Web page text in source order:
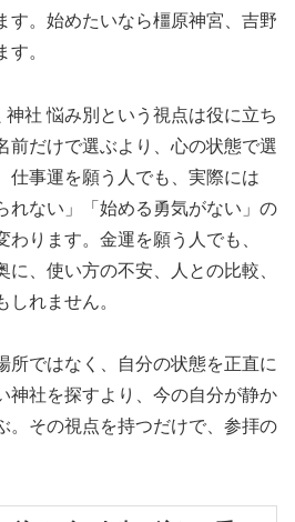
す。始めたいなら橿原神宮、吉野
。
社 悩み別という視点は役に立ち
前だけで選ぶより、心の状態で選
仕事運を願う人でも、実際には
れない」「始める勇気がない」の
わります。金運を願う人でも、
に、使い方の不安、人との比較、
れません。
所ではなく、自分の状態を正直に
神社を探すより、今の自分が静か
。その視点を持つだけで、参拝の